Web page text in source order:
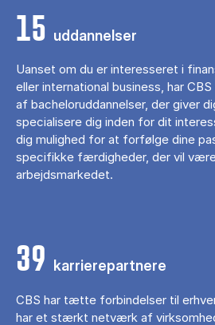
15 uddannelser
Uanset om du er interesseret i
eller international business, har
af bacheloruddannelser, der giver
specialisere dig inden for dit
dig mulighed for at forfølge dine
specifikke færdigheder, der vil
arbejdsmarkedet.
39 karrierepartnere
CBS har tætte forbindelser til
har et stærkt netværk af